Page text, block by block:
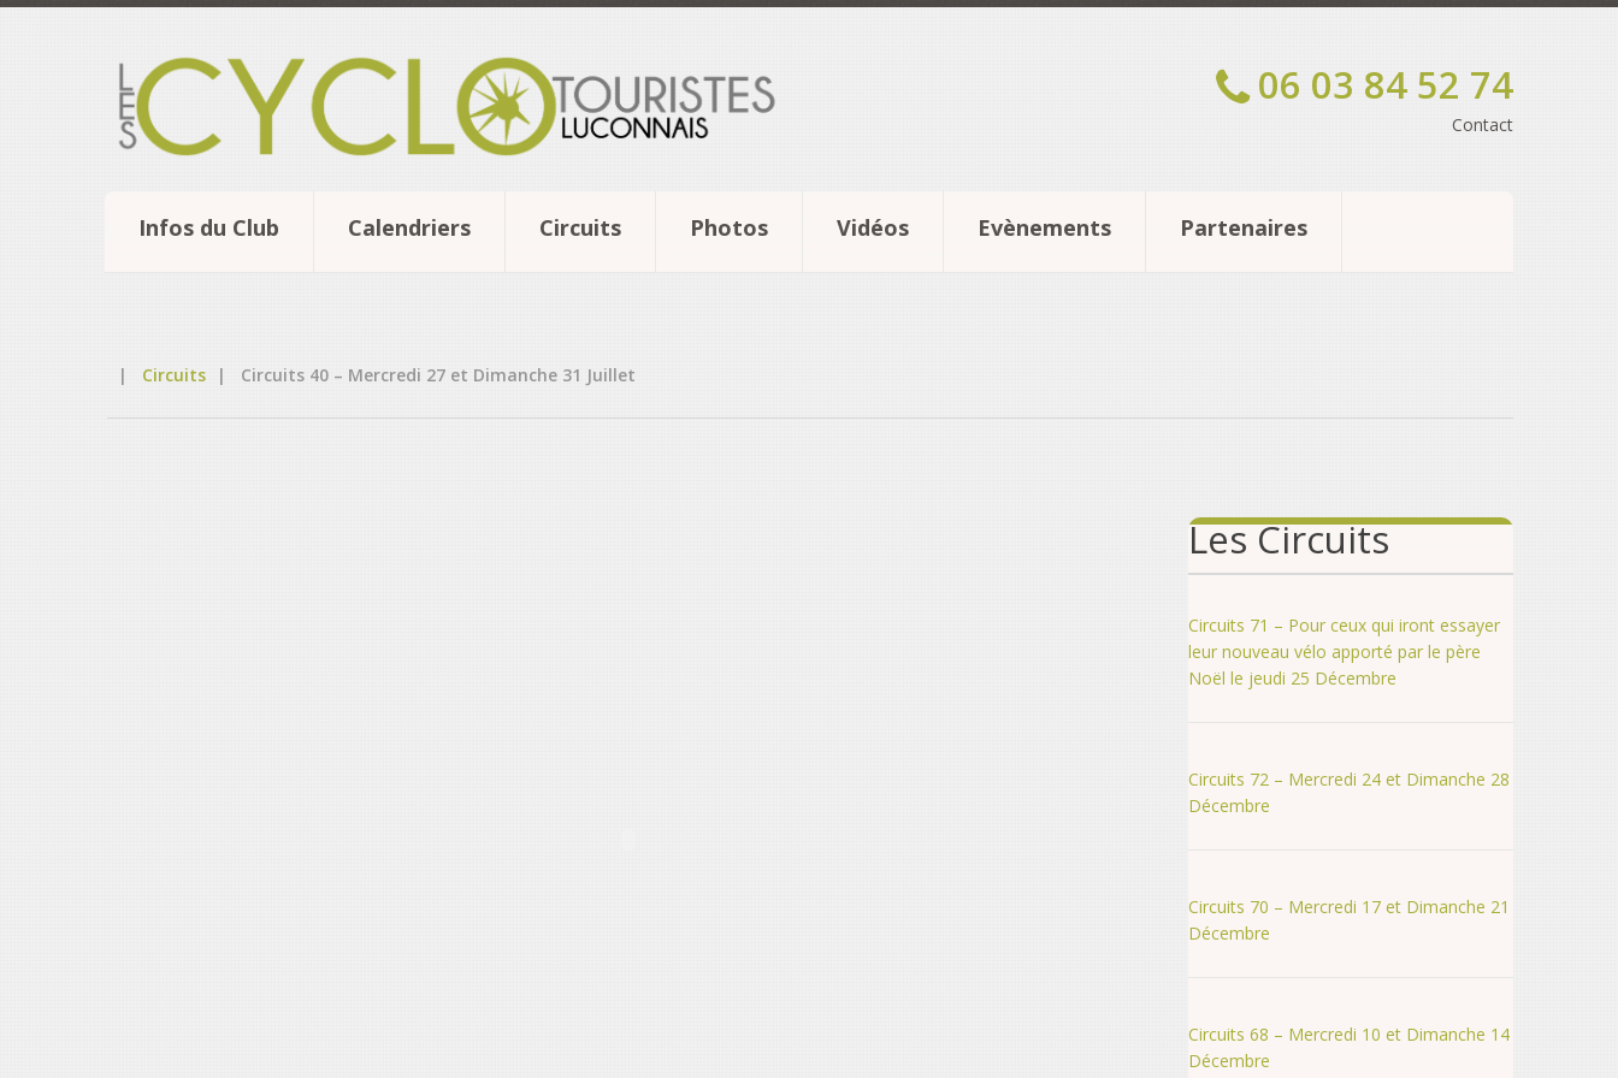
06 03 84 52 74
Contact
Infos du Club Calendriers Circuits Photos Vidéos Evènements Partenaires
| Circuits | Circuits 40 – Mercredi 27 et Dimanche 31 Juillet
Les Circuits
Circuits 71 – Pour ceux qui iront essayer
leur nouveau vélo apporté par le père
Noël le jeudi 25 Décembre
Circuits 72 – Mercredi 24 et Dimanche 28
Décembre
Circuits 70 – Mercredi 17 et Dimanche 21
Décembre
Circuits 68 – Mercredi 10 et Dimanche 14
Décembre